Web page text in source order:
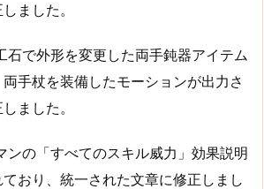
ました。
石で外形を変更した両手鈍器アイテム
手杖を装備したモーションが出力さ
ました。
ンの「すべてのスキル威力」効果説明
おり、統一された文章に修正しまし